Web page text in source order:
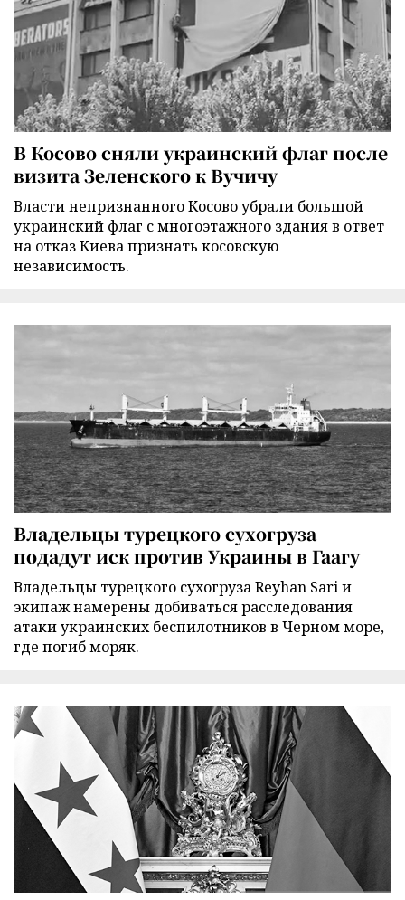
В Косово сняли украинский флаг после
визита Зеленского к Вучичу
Власти непризнанного Косово убрали большой
украинский флаг с многоэтажного здания в ответ
на отказ Киева признать косовскую
независимость.
Владельцы турецкого сухогруза
подадут иск против Украины в Гаагу
Владельцы турецкого сухогруза Reyhan Sari и
экипаж намерены добиваться расследования
атаки украинских беспилотников в Черном море,
где погиб моряк.